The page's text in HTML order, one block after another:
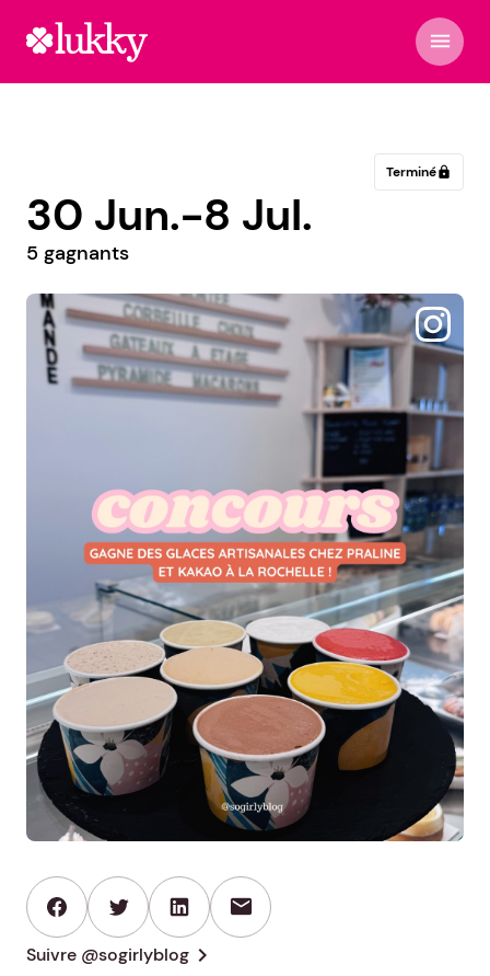
menu
Terminélock
30 Jun.-8 Jul.
5 gagnants
@sogirlyblog
mail
Suivre @sogirlyblog chevron_right